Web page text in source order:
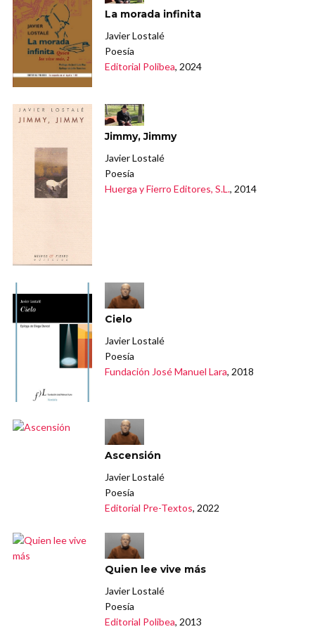
La morada infinita
Javier Lostalé
Poesía
Editorial Polibea, 2024
Jimmy, Jimmy
Javier Lostalé
Poesía
Huerga y Fierro Editores, S.L., 2014
Cielo
Javier Lostalé
Poesía
Fundación José Manuel Lara, 2018
Ascensión
Javier Lostalé
Poesía
Editorial Pre-Textos, 2022
Quien lee vive más
Javier Lostalé
Poesía
Editorial Polibea, 2013